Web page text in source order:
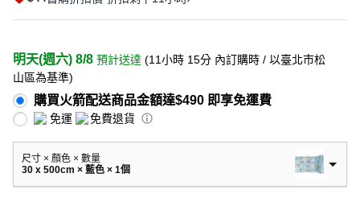
明天(週六) 8/8 預計送達 (11小時 15分 內訂購時 / 以臺北市松
山區為基準)
購買火箭配送商品金額達$490 即享免運費
免運 免費退貨
尺寸 × 顏色 × 數量
30 x 500cm × 藍色 × 1個